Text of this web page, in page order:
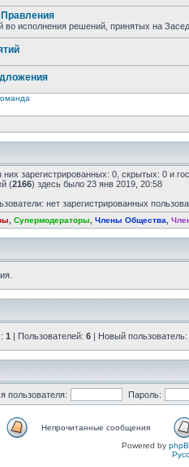
во исполнения решений, принятых на
них зарегистрированных: 0, скрытых: 0 и
(2166) здесь было 23 янв 2019, 20:58
нет зарегистрированных
Супермодераторы Члены Общества
1 | Пользователей: 6 | Новый пользователь:
пользователя: Пароль:
Непрочитанные сообщения
Powered by